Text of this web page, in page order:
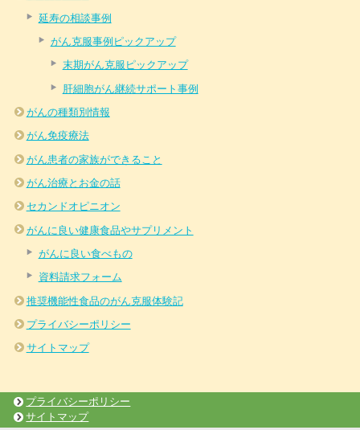
延寿の相談事例
がん克服事例ピックアップ
末期がん克服ピックアップ
肝細胞がん継続サポート事例
がんの種類別情報
がん免疫療法
がん患者の家族ができること
がん治療とお金の話
セカンドオピニオン
がんに良い健康食品やサプリメント
がんに良い食べもの
資料請求フォーム
推奨機能性食品のがん克服体験記
プライバシーポリシー
サイトマップ
プライバシーポリシー
サイトマップ